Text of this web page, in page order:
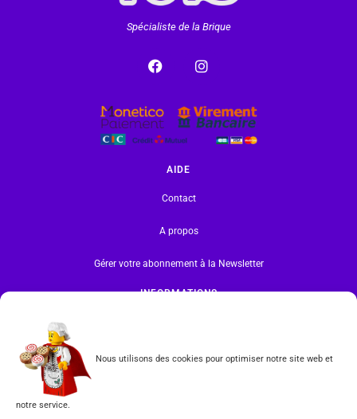
Nous utilisons des cookies pour optimiser notre site web et
notre service.
Spécialiste de la Brique
AIDE
Contact
A propos
Gérer votre abonnement à la Newsletter
INFORMATIONS
CGV